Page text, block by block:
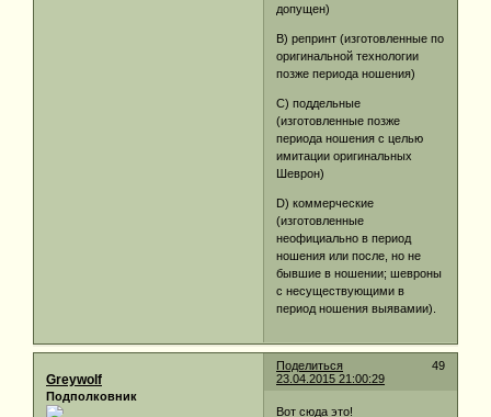
допущен)
В) репринт (изготовленные по
оригинальной технологии
позже периода ношения)
С) поддельные
(изготовленные позже
периода ношения с целью
имитации оригинальных
Шеврон)
D) коммерческие
(изготовленные
неофициально в период
ношения или после, но не
бывшие в ношении; шевроны
с несуществующими в
период ношения выявамии).
Поделиться
49
23.04.2015 21:00:29
Greywolf
Подполковник
Вот сюда это!